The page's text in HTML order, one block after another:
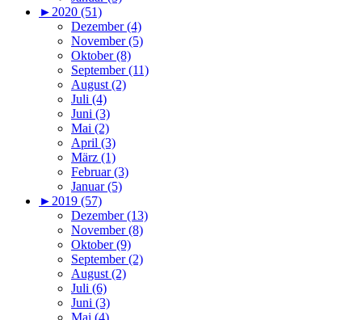
► 2020 (51)
Dezember (4)
November (5)
Oktober (8)
September (11)
August (2)
Juli (4)
Juni (3)
Mai (2)
April (3)
März (1)
Februar (3)
Januar (5)
► 2019 (57)
Dezember (13)
November (8)
Oktober (9)
September (2)
August (2)
Juli (6)
Juni (3)